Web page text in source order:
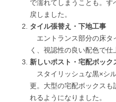
で濡れてしまうことも。す
戻しました。
タイル張替え・下地工事
エントランス部分の床タ
く、視認性の良い配色で仕
新しいポスト・宅配ボック
スタイリッシュな黒×シ
更。大型の宅配ボックスも
れるようになりました。